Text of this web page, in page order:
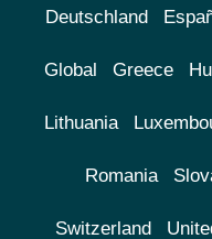
Deutschland
Global Greece
Lithuania
Romania
Switzerland